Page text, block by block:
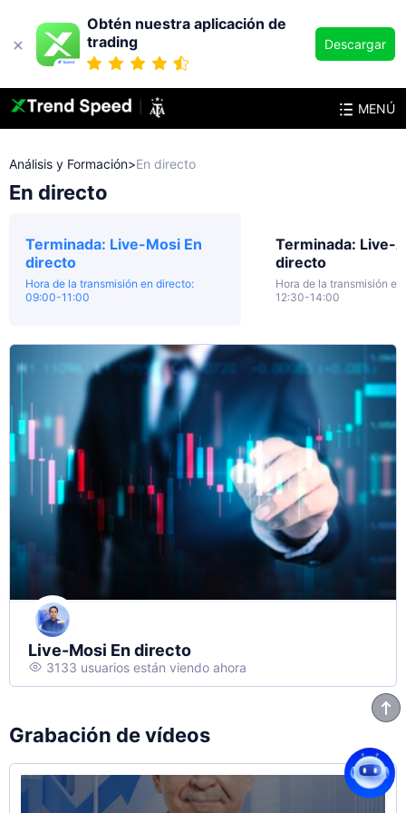
Obtén nuestra aplicación de
trading
Descargar
MENÚ
Análisis y Formación>En directo
En directo
Terminada: Live-Mosi En
directo
Hora de la transmisión en directo:
09:00-11:00
Terminada: Live-
directo
Hora de la transmisión
12:30-14:00
Live-Mosi En directo
3133 usuarios están viendo ahora
Grabación de vídeos